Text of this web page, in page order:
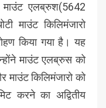
माउंट एलब्रुश(5642
माउंट किलिमंजारो
किया गया है। यह
माउंट एलब्रुस को
किलिमंजारो को
करने का अद्वितीय